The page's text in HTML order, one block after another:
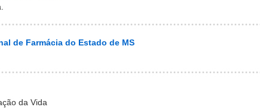
de Farmácia do Estado de MS
da Vida